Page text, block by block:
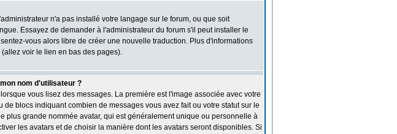
n'a pas installé votre langage sur le forum, ou que soit
Essayez de demander à l'administrateur du forum s'il peut installer le
vous alors libre de créer une nouvelle traduction. Plus d'informations
voir le lien en bas des pages).
nom d'utilisateur ?
vous lisez des messages. La première est l'image associée avec votre
blocs indiquant combien de messages vous avez fait ou votre statut sur le
plus grande nommée avatar, qui est généralement unique ou personnelle à
les avatars et de choisir la manière dont les avatars seront disponibles. Si